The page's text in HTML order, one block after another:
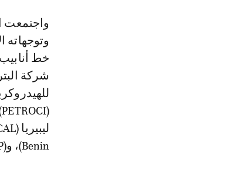
واجتمعت اللجنة التوجيهية للمشروع خلال اجتماع ابوجا لمناقشة تقدم المشروع
وتوجهاته
خط أنابيب
Benin)، وSociété Nationale des Pétroles of the Republic of Guinea (SONAP).